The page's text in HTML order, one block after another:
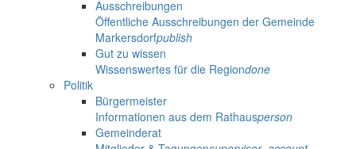
Ausschreibungen
Öffentliche Ausschreibungen der Gemeinde
Markersdorfpublish
Gut zu wissen
Wissenswertes für die Regiondone
Politik
Bürgermeister
Informationen aus dem Rathausperson
Gemeinderat